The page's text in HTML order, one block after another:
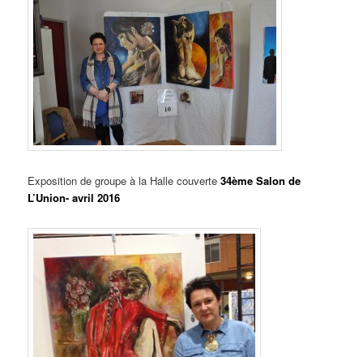
Exposition de groupe à la Halle couverte34ème Salon de
L’Union- avril 2016